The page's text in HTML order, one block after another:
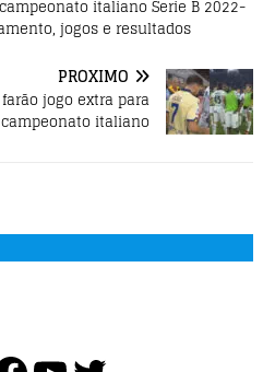
italiano Serie B 2022-
jogos e resultados
PRÓXIMO
jogo extra para
italiano